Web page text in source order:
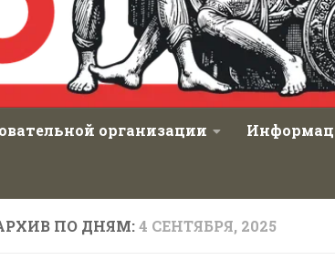
организации
ПО ДНЯМ:4 СЕНТЯБРЯ, 2025